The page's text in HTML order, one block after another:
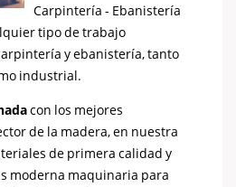
Carpintería - Ebanistería
tipo de trabajo
y ebanistería, tanto
industrial.
con los mejores
de la madera, en nuestra
de primera calidad y
moderna maquinaria para